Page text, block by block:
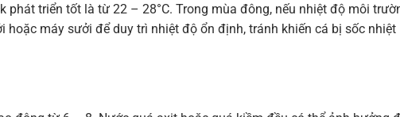
phát triển tốt là từ 22 – 28°C. Trong mùa đông, nếu nhiệt độ môi
hoặc máy sưởi để duy trì nhiệt độ ổn định, tránh khiến cá bị sốc nhiệt